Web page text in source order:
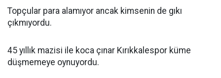
Topçular para alamıyor ancak kimsenin de gıkı
çıkmıyordu.
45 yıllık mazisi ile koca çınar Kırıkkalespor küme
düşmemeye oynuyordu.